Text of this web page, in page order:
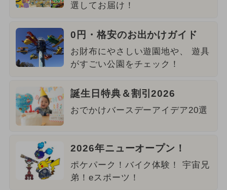
選してお届け！
0円・格安のお出かけガイド
お財布にやさしい遊園地や、 遊具
がすごい公園をチェック！
誕生日特典＆割引2026
おでかけバースデーアイデア20選
2026年ニューオープン！
ポケパーク！バイク体験！ 宇宙兄
弟！eスポーツ！